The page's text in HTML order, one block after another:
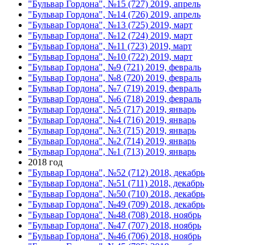
"Бульвар Гордона", №15 (727) 2019, апрель
"Бульвар Гордона", №14 (726) 2019, апрель
"Бульвар Гордона", №13 (725) 2019, март
"Бульвар Гордона", №12 (724) 2019, март
"Бульвар Гордона", №11 (723) 2019, март
"Бульвар Гордона", №10 (722) 2019, март
"Бульвар Гордона", №9 (721) 2019, февраль
"Бульвар Гордона", №8 (720) 2019, февраль
"Бульвар Гордона", №7 (719) 2019, февраль
"Бульвар Гордона", №6 (718) 2019, февраль
"Бульвар Гордона", №5 (717) 2019, январь
"Бульвар Гордона", №4 (716) 2019, январь
"Бульвар Гордона", №3 (715) 2019, январь
"Бульвар Гордона", №2 (714) 2019, январь
"Бульвар Гордона", №1 (713) 2019, январь
2018 год
"Бульвар Гордона", №52 (712) 2018, декабрь
"Бульвар Гордона", №51 (711) 2018, декабрь
"Бульвар Гордона", №50 (710) 2018, декабрь
"Бульвар Гордона", №49 (709) 2018, декабрь
"Бульвар Гордона", №48 (708) 2018, ноябрь
"Бульвар Гордона", №47 (707) 2018, ноябрь
"Бульвар Гордона", №46 (706) 2018, ноябрь